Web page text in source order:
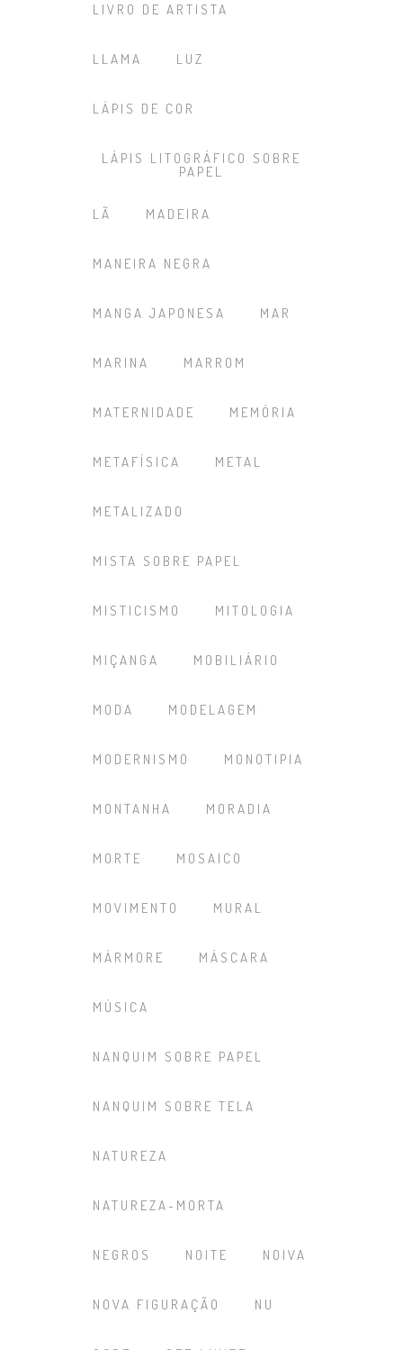
LIVRO DE ARTISTA
LLAMA LUZ
LÁPIS DE COR
LÁPIS LITOGRÁFICO SOBRE
PAPEL
LÃ MADEIRA
MANEIRA NEGRA
MANGA JAPONESA MAR
MARINA MARROM
MATERNIDADE MEMÓRIA
METAFÍSICA METAL
METALIZADO
MISTA SOBRE PAPEL
MISTICISMO MITOLOGIA
MIÇANGA MOBILIÁRIO
MODA MODELAGEM
MODERNISMO MONOTIPIA
MONTANHA MORADIA
MORTE MOSAICO
MOVIMENTO MURAL
MÁRMORE MÁSCARA
MÚSICA
NANQUIM SOBRE PAPEL
NANQUIM SOBRE TELA
NATUREZA
NATUREZA-MORTA
NEGROS NOITE NOIVA
NOVA FIGURAÇÃO NU